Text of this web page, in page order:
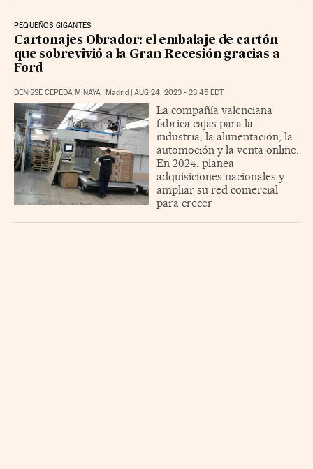
PEQUEÑOS GIGANTES
Cartonajes Obrador: el embalaje de cartón
que sobrevivió a la Gran Recesión gracias a
Ford
DENISSE CEPEDA MINAYA | Madrid | AUG 24, 2023 - 23:45 EDT
La compañía valenciana
fabrica cajas para la
industria, la alimentación, la
automoción y la venta online.
En 2024, planea
adquisiciones nacionales y
ampliar su red comercial
para crecer